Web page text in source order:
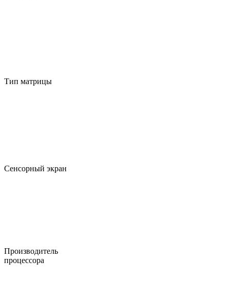
Тип матрицы
Сенсорный экран
Производитель
процессора